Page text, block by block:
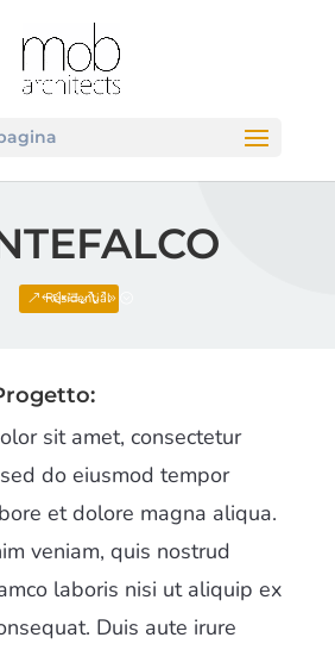
Residential
sit amet, consectetur
do eiusmod tempor
et dolore magna aliqua.
veniam, quis nostrud
laboris nisi ut aliquip ex
Duis aute irure